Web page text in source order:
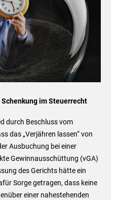
im Steuerrecht
durch Beschluss vom
das „Verjähren lassen“ von
Ausbuchung bei einer
Gewinnausschüttung (vGA)
des Gerichts hätte ein
Sorge getragen, dass keine
einer nahestehenden